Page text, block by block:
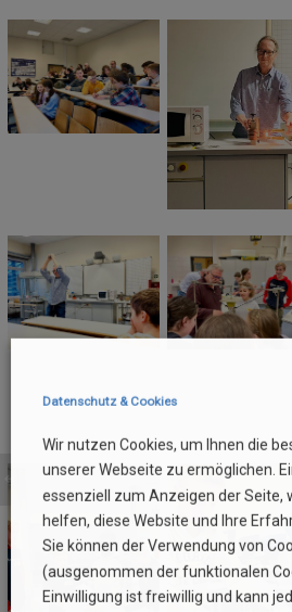
Datenschutz & Cookies
Wir nutzen Cookies, um Ihnen die
unserer Webseite zu ermöglichen.
essenziell zum Anzeigen der Seite,
helfen, diese Website und Ihre
Sie können der Verwendung von
(ausgenommen der funktionalen
Einwilligung ist freiwillig und kann